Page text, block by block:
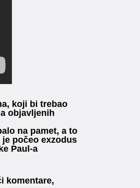
koji bi trebao
objavljenih
na pamet, a to
je počeo exzodus
Paul-a
komentare,